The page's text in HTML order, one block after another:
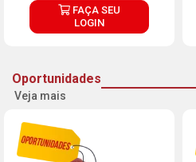
FAÇA SEU
LOGIN
Oportunidades
Veja mais